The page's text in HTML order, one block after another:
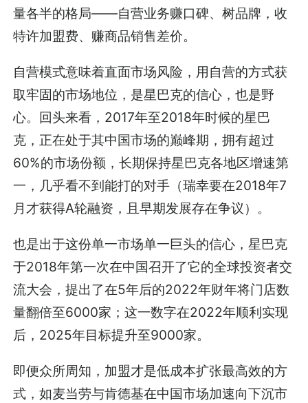
量各半的格局——自营业务赚口碑、树品牌，收
特许加盟费、赚商品销售差价。
自营模式意味着直面市场风险，用自营的方式获
取牢固的市场地位，是星巴克的信心，也是野
心。回头来看，2017年至2018年时候的星巴
克，正在处于其中国市场的巅峰期，拥有超过
60%的市场份额，长期保持星巴克各地区增速第
一，几乎看不到能打的对手（瑞幸要在2018年7
月才获得A轮融资，且早期发展存在争议）。
也是出于这份单一市场单一巨头的信心，星巴克
于2018年第一次在中国召开了它的全球投资者交
流大会，提出了在5年后的2022年财年将门店数
量翻倍至6000家；这一数字在2022年顺利实现
后，2025年目标提升至9000家。
即便众所周知，加盟才是低成本扩张最高效的方
式，如麦当劳与肯德基在中国市场加速向下沉市